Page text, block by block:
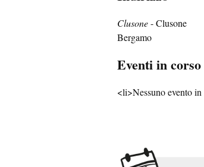
Clusone- Clusone
Bergamo
Eventi in
<li>Nessuno evento